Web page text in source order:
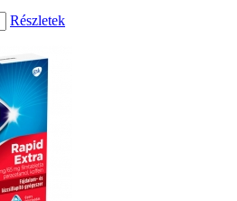
Részletek